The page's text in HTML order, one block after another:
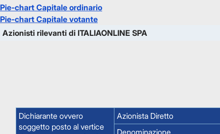
Pie-chart Capitale ordinario
Pie-chart Capitale votante
Azionisti rilevanti di ITALIAONLINE SPA
Dichiarante ovvero
soggetto posto al vertice
Azionista Diretto
Denominazione